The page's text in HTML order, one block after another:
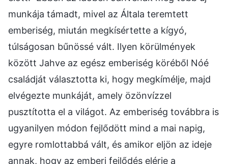
munkája támadt, mivel az Általa teremtett
emberiség, miután megkísértette a kígyó,
túlságosan bűnössé vált. Ilyen körülmények
között Jahve az egész emberiség köréből Nóé
családját választotta ki, hogy megkímélje, majd
elvégezte munkáját, amely özönvízzel
pusztította el a világot. Az emberiség továbbra is
ugyanilyen módon fejlődött mind a mai napig,
egyre romlottabbá vált, és amikor eljön az ideje
annak, hogy az emberi fejlődés elérje a